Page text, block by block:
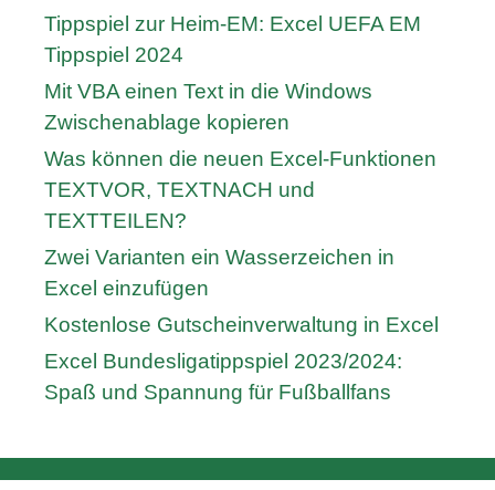
Tippspiel zur Heim-EM: Excel UEFA EM
Tippspiel 2024
Mit VBA einen Text in die Windows
Zwischenablage kopieren
Was können die neuen Excel-Funktionen
TEXTVOR, TEXTNACH und
TEXTTEILEN?
Zwei Varianten ein Wasserzeichen in
Excel einzufügen
Kostenlose Gutscheinverwaltung in Excel
Excel Bundesligatippspiel 2023/2024:
Spaß und Spannung für Fußballfans